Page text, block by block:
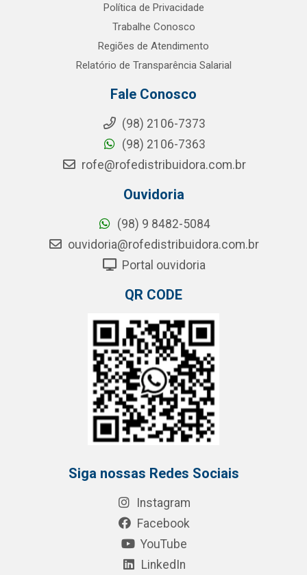
Política de Privacidade
Trabalhe Conosco
Regiões de Atendimento
Relatório de Transparência Salarial
Fale Conosco
(98) 2106-7373
(98) 2106-7363
rofe@rofedistribuidora.com.br
Ouvidoria
(98) 9 8482-5084
ouvidoria@rofedistribuidora.com.br
Portal ouvidoria
QR CODE
Siga nossas Redes Sociais
Instagram
Facebook
YouTube
LinkedIn